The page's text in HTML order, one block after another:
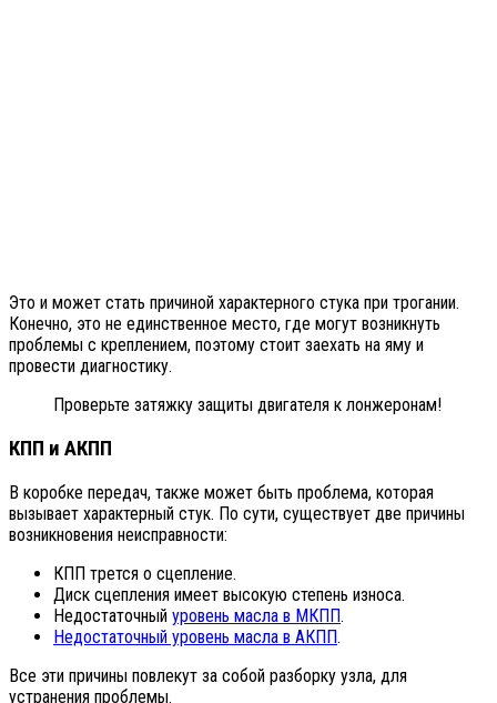
Это и может стать причиной характерного стука при трогании.
Конечно, это не единственное место, где могут возникнуть
проблемы с креплением, поэтому стоит заехать на яму и
провести диагностику.
Проверьте затяжку защиты двигателя к лонжеронам!
КПП и АКПП
В коробке передач, также может быть проблема, которая
вызывает характерный стук. По сути, существует две причины
возникновения неисправности:
КПП трется о сцепление.
Диск сцепления имеет высокую степень износа.
Недостаточный уровень масла в МКПП.
Недостаточный уровень масла в АКПП.
Все эти причины повлекут за собой разборку узла, для
устранения проблемы.